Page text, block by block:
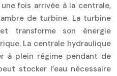
fois arrivée à la centrale,
de turbine. La turbine
transforme son énergie
La centrale hydraulique
à plein régime pendant de
stocker l’eau nécessaire